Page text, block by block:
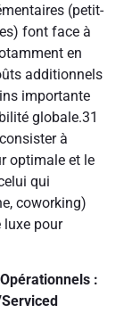
(petit-
font face à
en
additionnels
importante
globale.31
à
optimale et le
qui
coworking)
luxe pour
: